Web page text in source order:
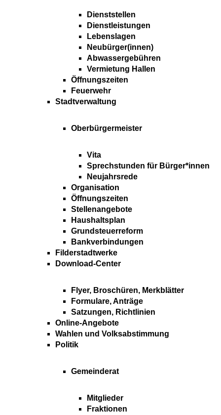
Dienststellen
Dienstleistungen
Lebenslagen
Neubürger(innen)
Abwassergebühren
Vermietung Hallen
Öffnungszeiten
Feuerwehr
Stadtverwaltung
Oberbürgermeister
Vita
Sprechstunden für Bürger*innen
Neujahrsrede
Organisation
Öffnungszeiten
Stellenangebote
Haushaltsplan
Grundsteuerreform
Bankverbindungen
Filderstadtwerke
Download-Center
Flyer, Broschüren, Merkblätter
Formulare, Anträge
Satzungen, Richtlinien
Online-Angebote
Wahlen und Volksabstimmung
Politik
Gemeinderat
Mitglieder
Fraktionen